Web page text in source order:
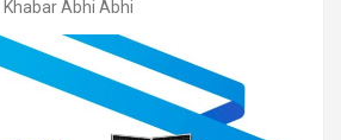
Khabar Abhi Abhi